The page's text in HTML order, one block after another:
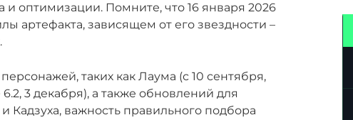
оптимизации. Помните, что 16 января 2026
артефакта, зависящем от его звездности –
таких как Лаума (с 10 сентября,
3 декабря), а также обновлений для
важность правильного подбора